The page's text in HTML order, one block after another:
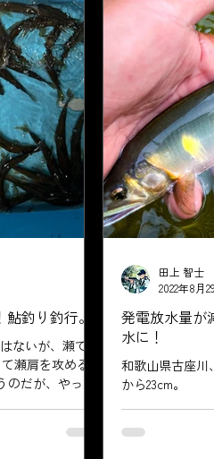
釣り釣行。
ないが、瀬でポ
瀬肩を攻めるも
だが、やっぱ
粘ってしまい...
発電放水量が
水に！
和歌山県古座川
から23cm。
田上 智士
2022年8月